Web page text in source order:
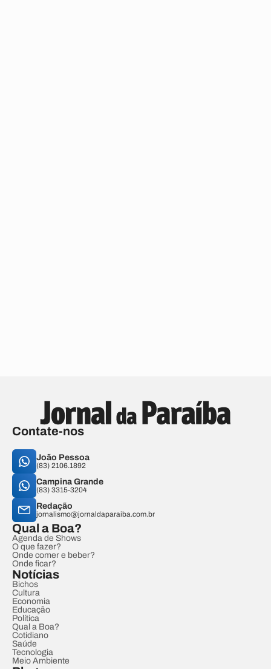
Contate-nos
João Pessoa
(83) 2106.1892
Campina Grande
(83) 3315-3204
Redação
jornalismo@jornaldaparaiba.com.br
Qual a Boa?
Agenda de Shows
O que fazer?
Onde comer e beber?
Onde ficar?
Notícias
Bichos
Cultura
Economia
Educação
Política
Qual a Boa?
Cotidiano
Saúde
Tecnologia
Meio Ambiente